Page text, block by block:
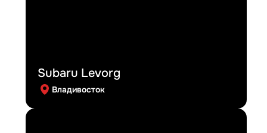
Subaru Levorg
Владивосток